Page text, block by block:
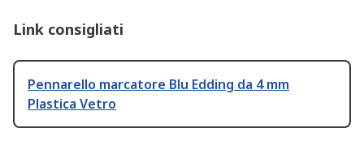
Link consigliati
Pennarello marcatore Blu Edding da 4 mm
Plastica Vetro